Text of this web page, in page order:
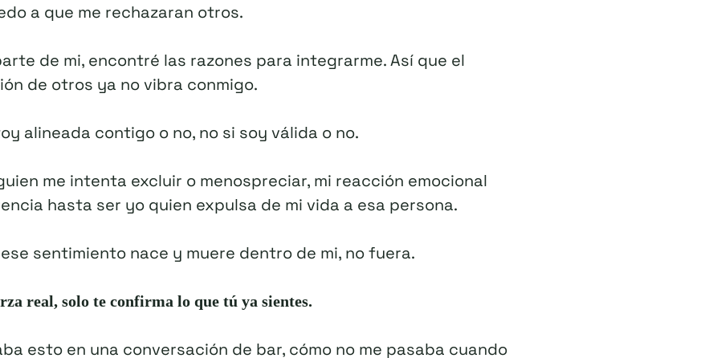
a que me rechazaran otros.
de mi, encontré las razones para integrarme. Así que el
de otros ya no vibra conmigo.
alineada contigo o no, no si soy válida o no.
me intenta excluir o menospreciar, mi reacción emocional
hasta ser yo quien expulsa de mi vida a esa persona.
sentimiento nace y muere dentro de mi, no fuera.
real, solo te confirma lo que tú ya sientes.
esto en una conversación de bar, cómo no me pasaba cuando